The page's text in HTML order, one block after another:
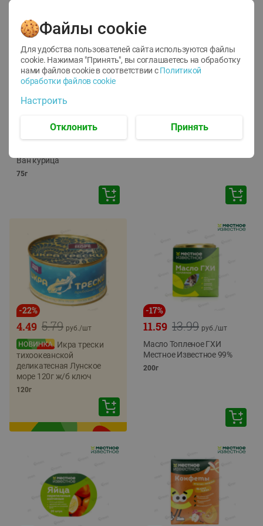
12
1.05 руб./
руб./шт
Корм влаж. для кош. с
Ван курица
75г
ТОФУ Vegetus ТВЕРДЫЙ
-22%
5.79
4.49 руб./шт
Икра трески
тихоокеанской
деликатесная Лунское
море 120г ж/б ключ
120г
-17%
13.99
11.59 руб./шт
Масло Топленое ГХИ
Местное Известное 99%
200г
Файлы cookie
Для удобства пользователей сайта используются файлы
cookie. Нажимая "Принять", вы соглашаетесь на обработку
нами файлов cookie в соответствии с Политикой
обработки файлов cookie
Настроить
Отклонить Принять